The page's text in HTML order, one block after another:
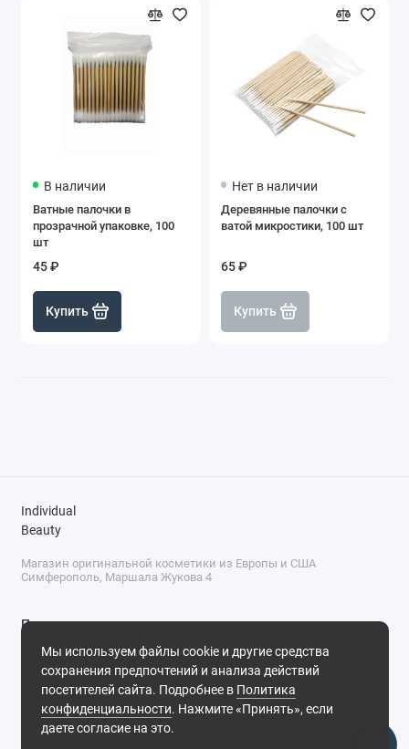
В наличии
Ватные палочки в
прозрачной упаковке, 100
шт
45 ₽
Купить
Нет в наличии
Деревянные палочки с
ватой микростики, 100 шт
65 ₽
Купить
Мы используем файлы cookie и другие средства
сохранения предпочтений и анализа действий
посетителей сайта. Подробнее в Политика
конфиденциальности. Нажмите «Принять», если
даете согласие на это.
Individual
Beauty
Магазин оригинальной косметики из Европы и США
Симферополь, Маршала Жукова 4
Поддержка
+7 (978) 586-46-46
ПН-ПТ: 9:00 - 18:00
Суббота: 9:00 - 17:00
Воскресенье: выходной
Симферополь, ул. Маршала Жукова, 4